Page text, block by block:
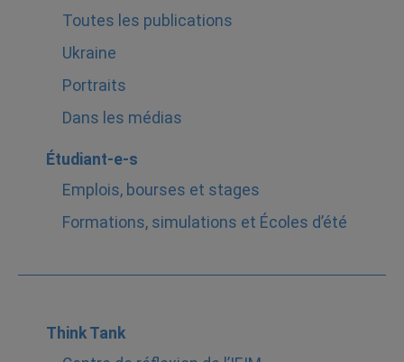
Toutes les publications
Ukraine
Portraits
Dans les médias
Étudiant-e-s
Emplois, bourses et stages
Formations, simulations et Écoles d’été
Think Tank